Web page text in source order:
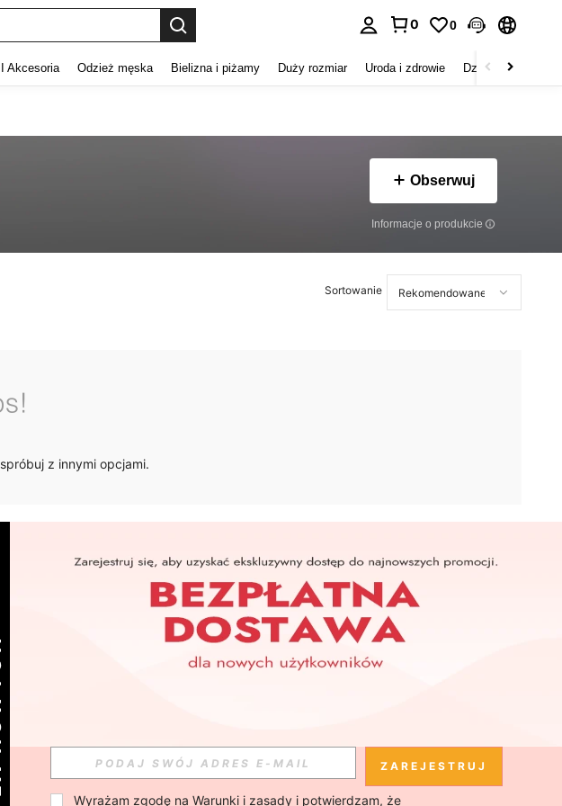
0 0
Akcesoria Odzież męska Bielizna i piżamy Duży rozmiar Uroda i zdrowie Dzieci
Obserwuj
Informacje o produkcie
Sortowanie
z innymi opcjami.
NAS NA APLIKACJA
SIĘ PO CODZIENNĄ DAWKĘ SHEIN
48
ZAREJESTRUJ
Wyrażam zgodę na Warunki i zasady i potwierdzam, że